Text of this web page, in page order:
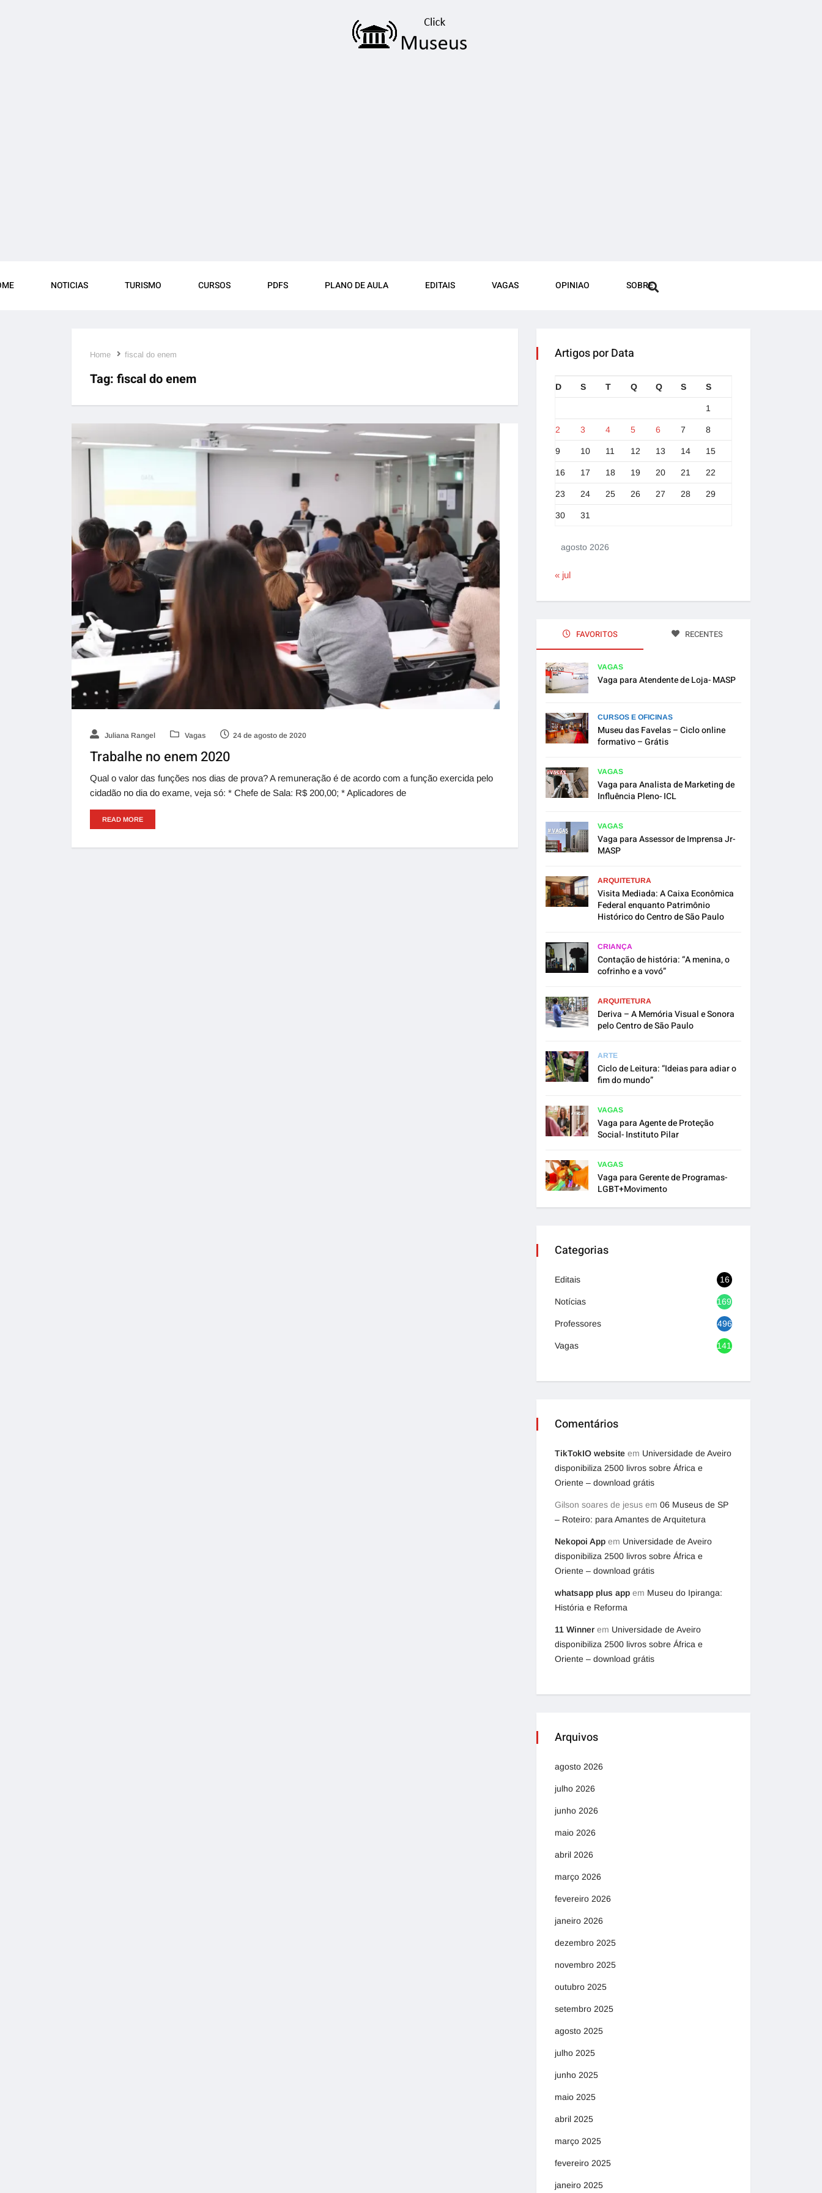
NOTICIAS TURISMO CURSOS PDFS PLANO DE AULA EDITAIS VAGAS OPINIAO SOBRE
Home fiscal do enem
Tag: fiscal do enem
Juliana Rangel Vagas 24 de agosto de 2020
Trabalhe no enem 2020
Qual o valor das funções nos dias de prova? A remuneração é de acordo com a função exercida pelo
cidadão no dia do exame, veja só: * Chefe de Sala: R$ 200,00; * Aplicadores de
READ MORE
Artigos por Data
agosto 2026
D S T Q Q S S
1
2 3 4 5 6 7 8
9 10 11 12 13 14 15
16 17 18 19 20 21 22
23 24 25 26 27 28 29
30 31
« jul
FAVORITOS RECENTES
VAGAS
Vaga para Atendente de Loja- MASP
CURSOS E OFICINAS
Museu das Favelas – Ciclo online
formativo – Grátis
VAGAS
Vaga para Analista de Marketing de
Influência Pleno- ICL
VAGAS
Vaga para Assessor de Imprensa Jr-
MASP
ARQUITETURA
Visita Mediada: A Caixa Econômica
Federal enquanto Patrimônio
Histórico do Centro de São Paulo
CRIANÇA
Contação de história: “A menina, o
cofrinho e a vovó”
ARQUITETURA
Deriva – A Memória Visual e Sonora
pelo Centro de São Paulo
ARTE
Ciclo de Leitura: “Ideias para adiar o
fim do mundo”
VAGAS
Vaga para Agente de Proteção
Social- Instituto Pilar
VAGAS
Vaga para Gerente de Programas-
LGBT+Movimento
Categorias
Editais 16
Notícias 1692
Professores 496
Vagas 1417
Comentários
TikTokIO website em Universidade de Aveiro
disponibiliza 2500 livros sobre África e
Oriente – download grátis
Gilson soares de jesus em 06 Museus de SP
– Roteiro: para Amantes de Arquitetura
Nekopoi App em Universidade de Aveiro
disponibiliza 2500 livros sobre África e
Oriente – download grátis
whatsapp plus app em Museu do Ipiranga:
História e Reforma
11 Winner em Universidade de Aveiro
disponibiliza 2500 livros sobre África e
Oriente – download grátis
Arquivos
agosto 2026
julho 2026
junho 2026
maio 2026
abril 2026
março 2026
fevereiro 2026
janeiro 2026
dezembro 2025
novembro 2025
outubro 2025
setembro 2025
agosto 2025
julho 2025
junho 2025
maio 2025
abril 2025
março 2025
fevereiro 2025
janeiro 2025